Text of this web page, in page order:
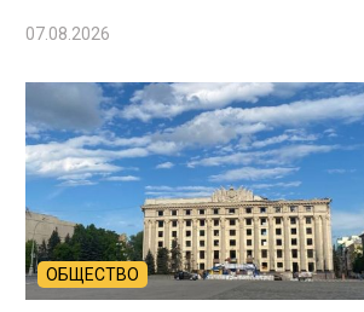
07.08.2026
ОБЩЕСТВО